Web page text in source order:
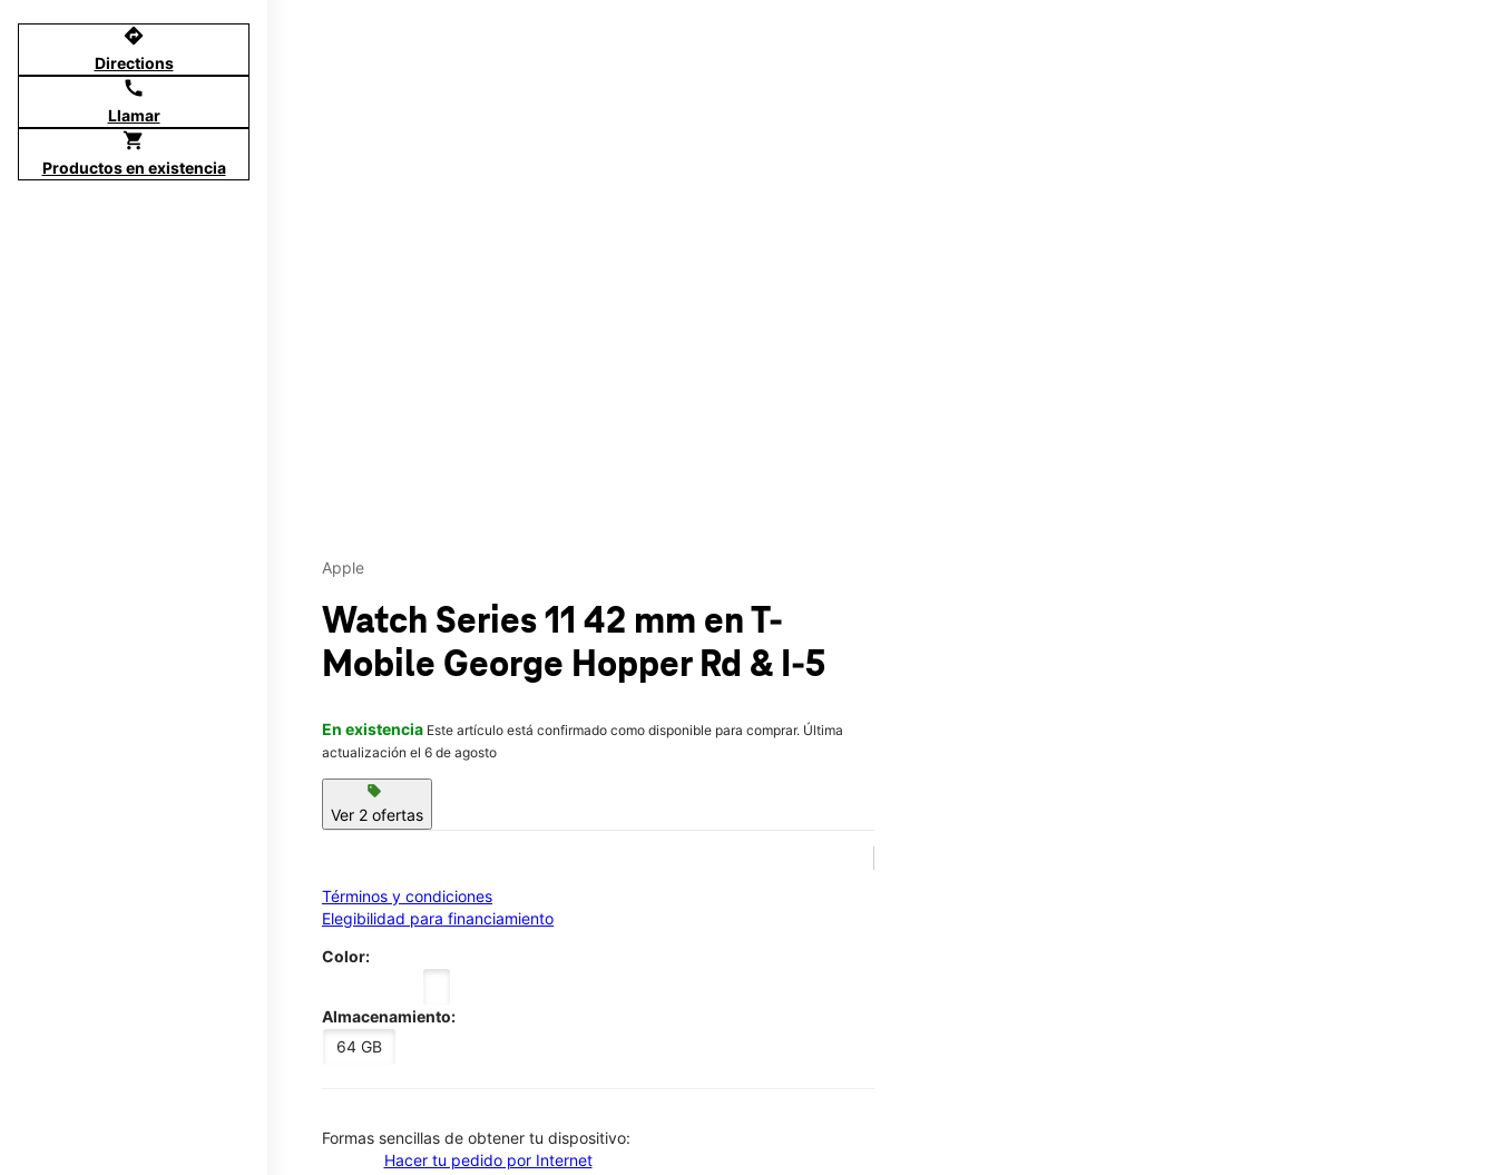
directions
Directions
call
Llamar
shopping_cart
Productos en existencia
Apple
Watch Series 11 42 mm en T-
Mobile George Hopper Rd & I-5
En existencia Este artículo está confirmado como disponible para comprar. Última
actualización el 6 de agosto
sell
Ver 2 ofertas
Términos y condiciones
Elegibilidad para financiamiento
Color:
Almacenamiento:
64 GB
​​​​​​​Formas sencillas de obtener tu dispositivo:
Hacer tu pedido por Internet